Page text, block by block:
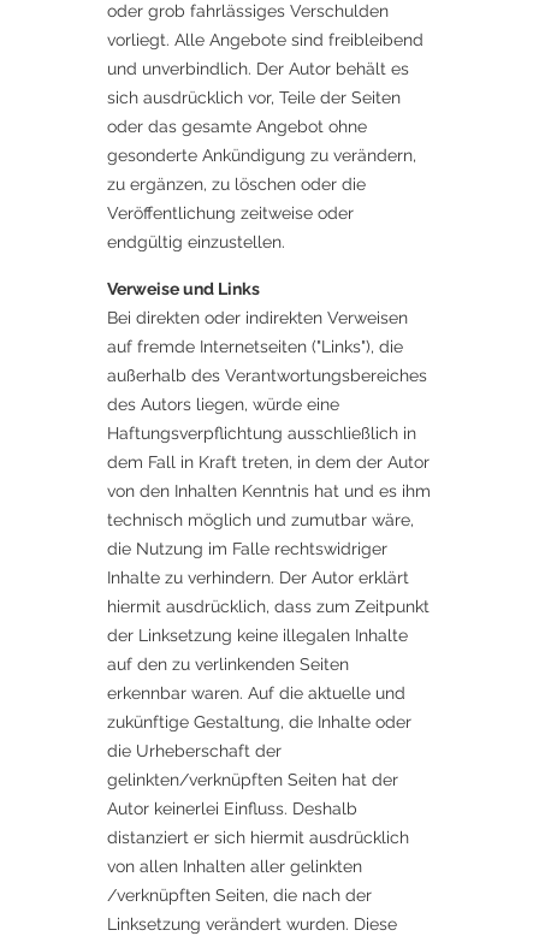
oder grob fahrlässiges Verschulden
vorliegt. Alle Angebote sind freibleibend
und unverbindlich. Der Autor behält es
sich ausdrücklich vor, Teile der Seiten
oder das gesamte Angebot ohne
gesonderte Ankündigung zu verändern,
zu ergänzen, zu löschen oder die
Veröffentlichung zeitweise oder
endgültig einzustellen.
Verweise und Links
Bei direkten oder indirekten Verweisen
auf fremde Internetseiten ("Links"), die
außerhalb des Verantwortungsbereiches
des Autors liegen, würde eine
Haftungsverpflichtung ausschließlich in
dem Fall in Kraft treten, in dem der Autor
von den Inhalten Kenntnis hat und es ihm
technisch möglich und zumutbar wäre,
die Nutzung im Falle rechtswidriger
Inhalte zu verhindern. Der Autor erklärt
hiermit ausdrücklich, dass zum Zeitpunkt
der Linksetzung keine illegalen Inhalte
auf den zu verlinkenden Seiten
erkennbar waren. Auf die aktuelle und
zukünftige Gestaltung, die Inhalte oder
die Urheberschaft der
gelinkten/verknüpften Seiten hat der
Autor keinerlei Einfluss. Deshalb
distanziert er sich hiermit ausdrücklich
von allen Inhalten aller gelinkten
/verknüpften Seiten, die nach der
Linksetzung verändert wurden. Diese